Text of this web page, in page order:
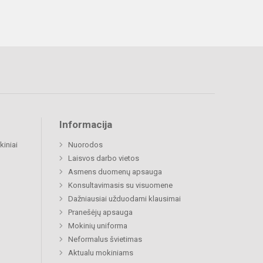
Informacija
Nuorodos
Laisvos darbo vietos
Asmens duomenų apsauga
Konsultavimasis su visuomene
Dažniausiai užduodami klausimai
Pranešėjų apsauga
Mokinių uniforma
Neformalus švietimas
Aktualu mokiniams